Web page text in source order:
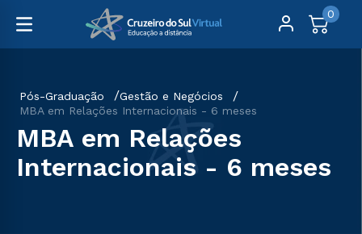
0
Pós-Graduação
Gestão e Negócios
MBA em Relações Internacionais - 6 meses
MBA em Relações
Internacionais - 6 meses